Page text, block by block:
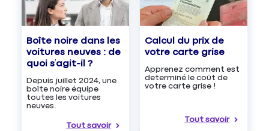
Boîte noire dans les
voitures neuves : de
quoi s’agit-il ?
Depuis juillet 2024, une
boîte noire équipe
toutes les voitures
neuves.
Tout savoir
Calcul du prix de
votre carte grise
Apprenez comment est
determiné le coût de
votre carte grise !
Tout savoir